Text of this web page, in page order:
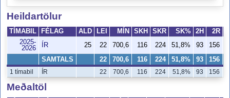
Heildartölur
TÍMABIL FÉLAG ALD LEI MÍN SKH SKR SK% 2H
2R
2025-
2026
ÍR 25 22 700,6 116 224 51,8% 93 156
SAMTALS 22 700,6 116 224 51,8% 93 156
1 tímabil ÍR 22 700,6 116 224 51,8% 93 156
Meðaltöl